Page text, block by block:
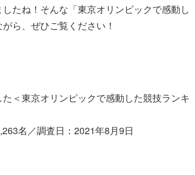
たね！そんな「東京オリンピックで感動し
ら、ぜひご覧ください！
＜東京オリンピックで感動した競技ランキ
名／調査日：2021年8月9日